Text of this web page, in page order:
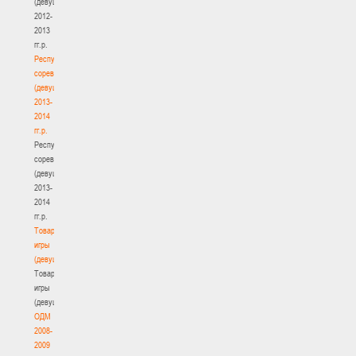
2012-
2013
гг.р.
Республиканские
соревнования
(девушки)
2013-
2014
гг.р.
Республиканские
соревнования
(девушки)
2013-
2014
гг.р.
Товарищеские
игры
(девушки)
Товарищеские
игры
(девушки)
ОДМ
2008-
2009